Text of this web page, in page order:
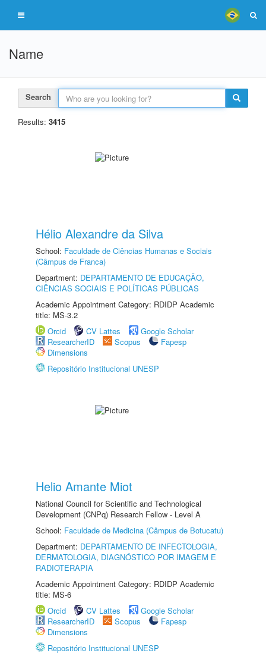
Name
Search
Results: 3415
Hélio Alexandre da Silva
School: Faculdade de Ciências Humanas e Sociais
(Câmpus de Franca)
Department: DEPARTAMENTO DE EDUCAÇÃO,
CIÊNCIAS SOCIAIS E POLÍTICAS PÚBLICAS
Academic Appointment Category: RDIDP Academic
title: MS-3.2
Orcid
CV Lattes
Google Scholar
ResearcherID
Scopus
Fapesp
Dimensions
Repositório Institucional UNESP
Helio Amante Miot
National Council for Scientific and Technological
Development (CNPq) Research Fellow - Level A
School: Faculdade de Medicina (Câmpus de Botucatu)
Department: DEPARTAMENTO DE INFECTOLOGIA,
DERMATOLOGIA, DIAGNÓSTICO POR IMAGEM E
RADIOTERAPIA
Academic Appointment Category: RDIDP Academic
title: MS-6
Orcid
CV Lattes
Google Scholar
ResearcherID
Scopus
Fapesp
Dimensions
Repositório Institucional UNESP